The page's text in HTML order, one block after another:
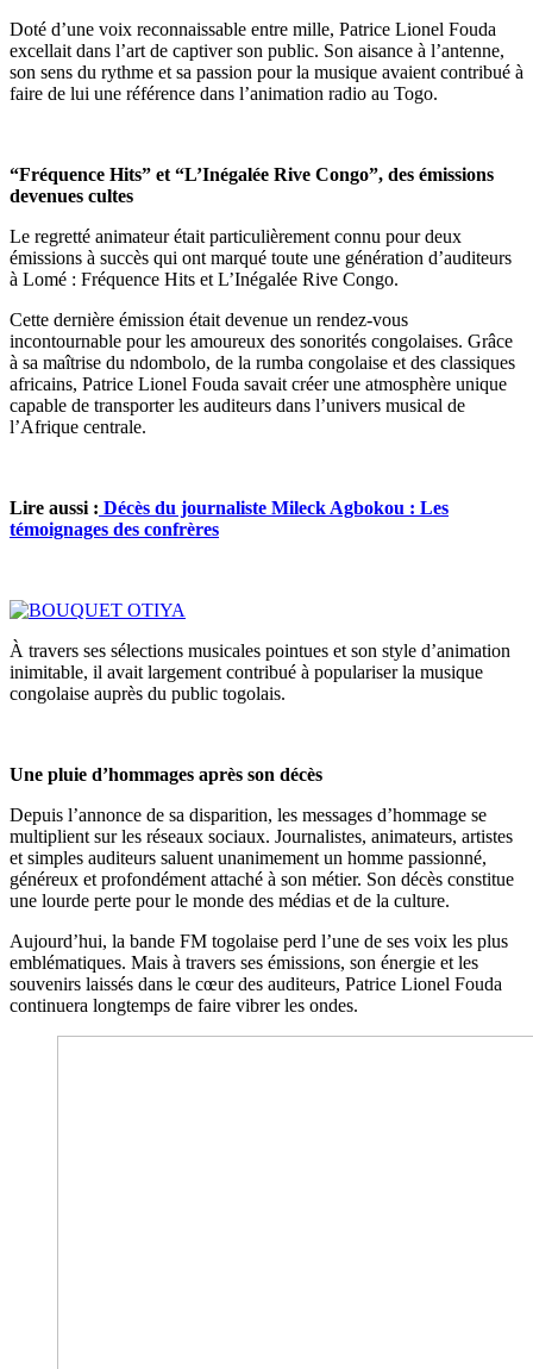
Doté d’une voix reconnaissable entre mille, Patrice Lionel Fouda
excellait dans l’art de captiver son public. Son aisance à l’antenne,
son sens du rythme et sa passion pour la musique avaient contribué à
faire de lui une référence dans l’animation radio au Togo.
“Fréquence Hits” et “L’Inégalée Rive Congo”, des émissions
devenues cultes
Le regretté animateur était particulièrement connu pour deux
émissions à succès qui ont marqué toute une génération d’auditeurs
à Lomé : Fréquence Hits et L’Inégalée Rive Congo.
Cette dernière émission était devenue un rendez-vous
incontournable pour les amoureux des sonorités congolaises. Grâce
à sa maîtrise du ndombolo, de la rumba congolaise et des classiques
africains, Patrice Lionel Fouda savait créer une atmosphère unique
capable de transporter les auditeurs dans l’univers musical de
l’Afrique centrale.
Lire aussi : Décès du journaliste Mileck Agbokou : Les
témoignages des confrères
À travers ses sélections musicales pointues et son style d’animation
inimitable, il avait largement contribué à populariser la musique
congolaise auprès du public togolais.
Une pluie d’hommages après son décès
Depuis l’annonce de sa disparition, les messages d’hommage se
multiplient sur les réseaux sociaux. Journalistes, animateurs, artistes
et simples auditeurs saluent unanimement un homme passionné,
généreux et profondément attaché à son métier. Son décès constitue
une lourde perte pour le monde des médias et de la culture.
Aujourd’hui, la bande FM togolaise perd l’une de ses voix les plus
emblématiques. Mais à travers ses émissions, son énergie et les
souvenirs laissés dans le cœur des auditeurs, Patrice Lionel Fouda
continuera longtemps de faire vibrer les ondes.